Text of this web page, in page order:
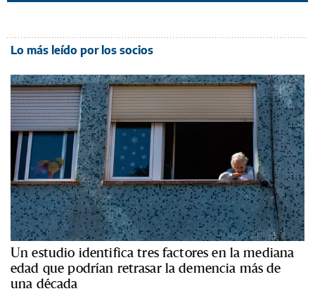
Lo más leído por los socios
Un estudio identifica tres factores en la mediana
edad que podrían retrasar la demencia más de
una década